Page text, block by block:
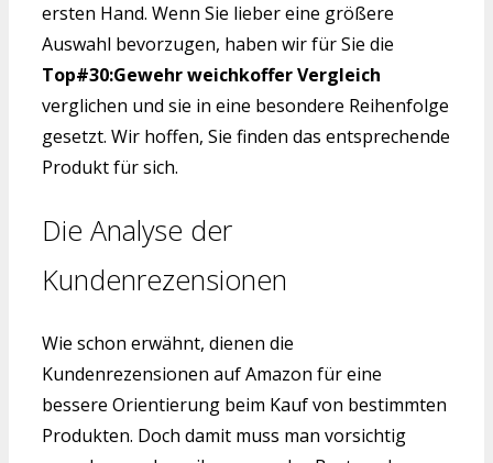
ersten Hand. Wenn Sie lieber eine größere
Auswahl bevorzugen, haben wir für Sie die
Top#30:Gewehr weichkoffer Vergleich
verglichen und sie in eine besondere Reihenfolge
gesetzt. Wir hoffen, Sie finden das entsprechende
Produkt für sich.
Die Analyse der
Kundenrezensionen
Wie schon erwähnt, dienen die
Kundenrezensionen auf Amazon für eine
bessere Orientierung beim Kauf von bestimmten
Produkten. Doch damit muss man vorsichtig